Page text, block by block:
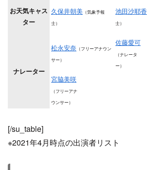
お天気キャス
ター
久保井朝美 （気象予報
士）
池田沙耶香
士）
ナレーター
松永安奈 （フリーアナウン
サー）
佐藤愛可
（ナレータ
ー）
宮脇美咲
（フリーアナ
ウンサー）
[/su_table]
※2021年4月時点の出演者リスト